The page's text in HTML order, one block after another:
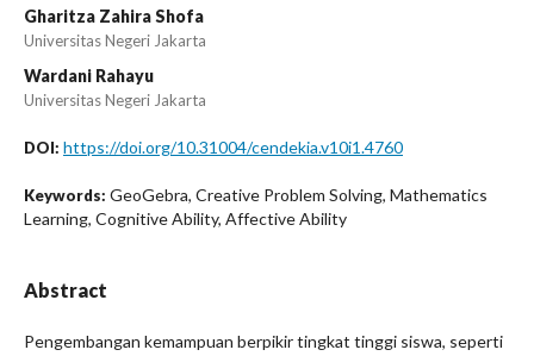
Gharitza Zahira Shofa
Universitas Negeri Jakarta
Wardani Rahayu
Universitas Negeri Jakarta
DOI: https://doi.org/10.31004/cendekia.v10i1.4760
Keywords: GeoGebra, Creative Problem Solving, Mathematics
Learning, Cognitive Ability, Affective Ability
Abstract
Pengembangan kemampuan berpikir tingkat tinggi siswa, seperti